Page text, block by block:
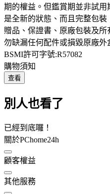
期的權益。但鑑賞期並非試
是全新的狀態、而且完整包裝
贈品、保證書、原廠包裝及
勿缺漏任何配件或損毀原廠外
BSMI許可字號:R57082
購物須知
查看
別人也看了
已經到底囉！
關於PChome24h
顧客權益
其他服務